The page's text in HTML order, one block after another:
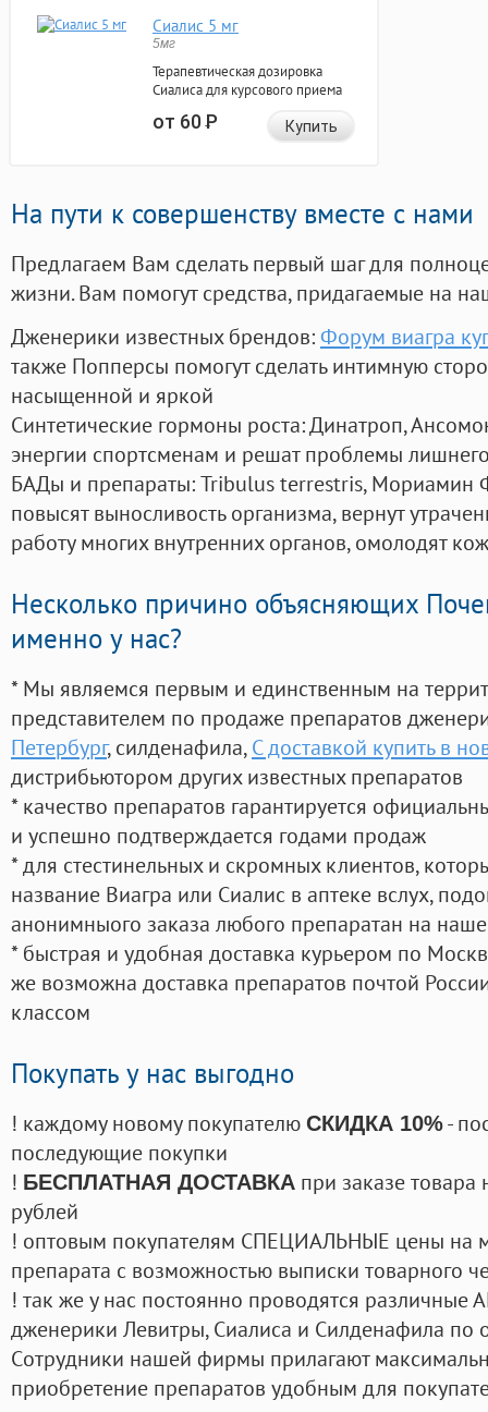
Сиалис 5 мг
5мг
Терапевтическая дозировка
Сиалиса для курсового приема
от 60Р Купить
На пути к совершенству вместе с нами
Предлагаем Вам сделать первый шаг для
жизни. Вам помогут средства, придагаемые на
Дженерики известных брендов:Форум виагра
также Попперсы помогут сделать интимную
насыщенной и яркой
Синтетические гормоны роста: Динатроп,
энергии спортсменам и решат проблемы
БАДы и препараты:Tribulus terrestris, Мориамин
повысят выносливость организма, вернут
работу многих внутренних органов, омолодят
Несколько причино объясняющих
именно у нас?
* Мы являемся первым и единственным на
представителем по продаже препаратов
Петербург, силденафила, С доставкой купить в
дистрибьютором других известных препаратов
* качество препаратов гарантируется
и успешно подтверждается годами продаж
* для стестинельных и скромных клиентов,
название Виагра или Сиалис в аптеке вслух,
анонимныого заказа любого препаратан на
* быстрая и удобная доставка курьером по
же возможна доставка препаратов почтой
классом
Покупать у нас выгодно
! каждому новому покупателю СКИДКА 10%-
последующие покупки
! БЕСПЛАТНАЯ ДОСТАВКА при заказе
рублей
! оптовым покупателям СПЕЦИАЛЬНЫЕ цены на
препарата с возможностью выписки товарного
! так же у нас постоянно проводятся
дженерики Левитры, Сиалиса и Силденафила по
Cотрудники нашей фирмы прилагают
приобретение препаратов удобным для